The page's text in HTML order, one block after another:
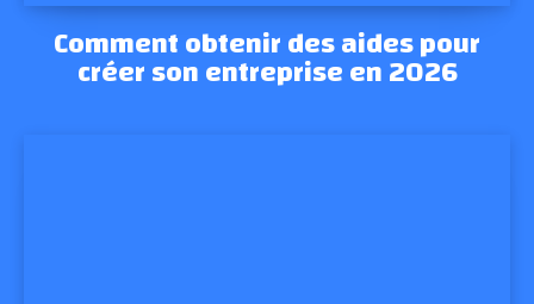
Comment obtenir des aides pour
créer son entreprise en 2026